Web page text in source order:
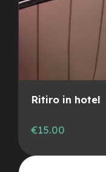
Ritiro in hotel
€15.00